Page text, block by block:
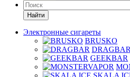
Найти
Электронные сигареты
BRUSKO
DRAGBAR
GEEKBAR
SKALA